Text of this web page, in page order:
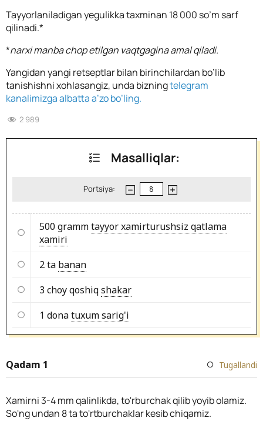
Tayyorlaniladigan yegulikka taxminan 18 000 so’m sarf
qilinadi.*
*narxi manba chop etilgan vaqtgagina amal qiladi.
Yangidan yangi retseptlar bilan birinchilardan bo’lib
tanishishni xohlasangiz, unda bizningtelegram
kanalimizga albatta a’zo bo’ling.
2 989
Masalliqlar:
Portsiya:
500 grammtayyor xamirturushsiz qatlama
xamiri
2 ta banan
3 choy qoshiqshakar
1 donatuxum sarig'i
Qadam 1 Tugallandi
Xamirni 3-4 mm qalinlikda, to'rburchak qilib yoyib olamiz.
So'ng undan 8 ta to'rtburchaklar kesib chiqamiz.